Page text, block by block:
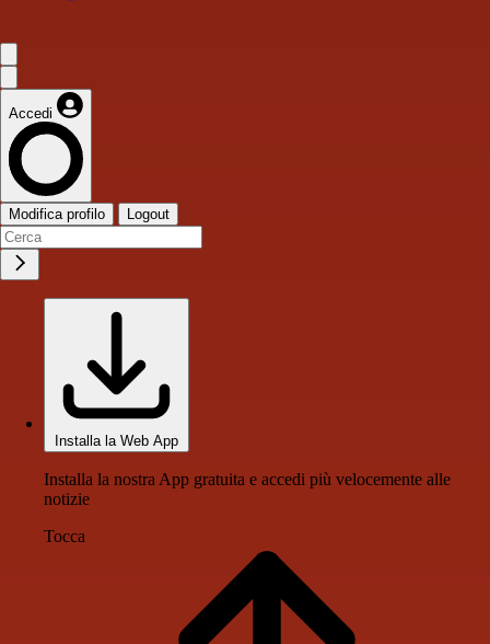
Accedi
Modifica profilo Logout
Installa la Web App
Installa la nostra App gratuita e accedi più velocemente alle
notizie
Tocca